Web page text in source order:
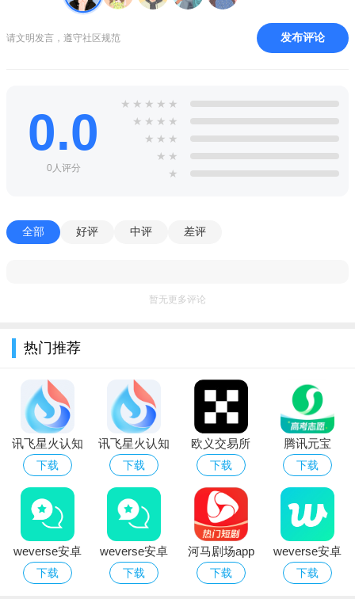
度；巡逻跟踪、历史轨迹；事件处理情况、人员位置信息、现场
视频等勤务大看板，信息数据尽在掌控。
1、软件功能多样全面，支持线上交流模式，平时工作中遇到
了问题，可以立即反馈。
2、能让保安方面的从业人员效率的办公，智慧的管理体系，
同时能覆盖日常的工作需求。
实现全局统筹。
2、热门资讯，关于最新的资讯以及行业的动态都会在资讯页
面中展示出来。
3、考勤打卡，安保人员的考勤打卡内容能够在软件中快速的
查看掌握。
4、及时通讯，软件内能够及时的进行通讯交流，与上司汇报
自己的工作情况。
点评
上海智慧保安给大家一些的工具方式，规划处各种免费的方
式，贴心的提示服务。手机端更便捷，直接打开软件就可以享受
到很多优质可靠的服务，功能也很齐全，大家在线办公的同时也
请文明发言，遵守社区规范 发布评论
0.0
0人评分
★ ★ ★ ★ ★
★ ★ ★ ★
★ ★ ★
★ ★
★
全部 好评 中评 差评
暂无更多评论
热门推荐
讯飞星火认知
大模型app官
方手机版
下载
讯飞星火认知
大模型app下
载2026手机版
下载
欧义交易所
app下载2026
最新版本
下载
腾讯元宝
deepseek满
血版免费下载
下载
weverse安卓
下载安装2026
下载
weverse安卓
下载2026中文
下载
河马剧场app
免费网络短剧
下载
weverse安卓
下载2026中文
下载